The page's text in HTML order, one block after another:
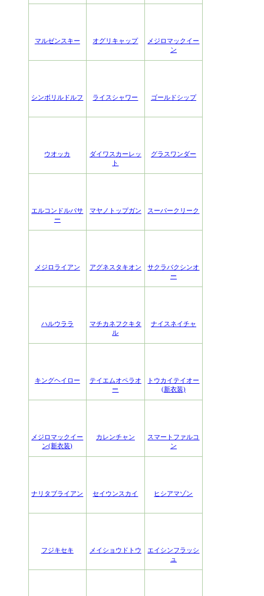
マルゼンスキー オグリキャップ
メジロマックイー
ン
シンボリルドルフ ライスシャワー ゴールドシップ
ウオッカ
ダイワスカーレッ
ト
グラスワンダー
エルコンドルパサ
ー
マヤノトップガン スーパークリーク
メジロライアン アグネスタキオン
サクラバクシンオ
ー
ハルウララ
マチカネフクキタ
ル
ナイスネイチャ
キングヘイロー
テイエムオペラオ
ー
トウカイテイオー
(新衣装)
メジロマックイー
ン(新衣装)
カレンチャン
スマートファルコ
ン
ナリタブライアン セイウンスカイ ヒシアマゾン
フジキセキ メイショウドトウ
エイシンフラッシ
ュ